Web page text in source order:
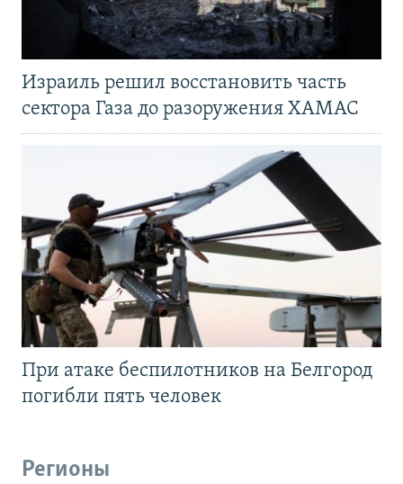
Израиль решил восстановить часть
сектора Газа до разоружения ХАМАС
При атаке беспилотников на Белгород
погибли пять человек
Регионы